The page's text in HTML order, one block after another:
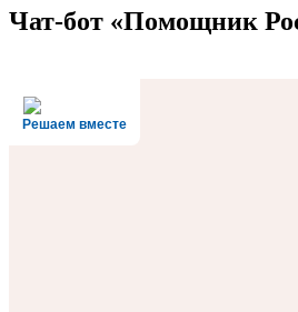
Чат-бот «Помощник
Решаем вместе